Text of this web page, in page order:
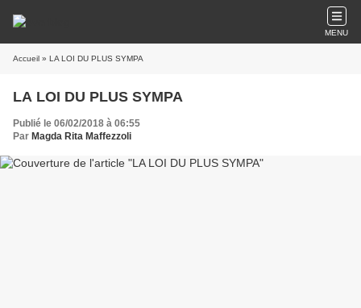
MENU
Accueil » LA LOI DU PLUS SYMPA
LA LOI DU PLUS SYMPA
Publié le 06/02/2018 à 06:55
Par Magda Rita Maffezzoli